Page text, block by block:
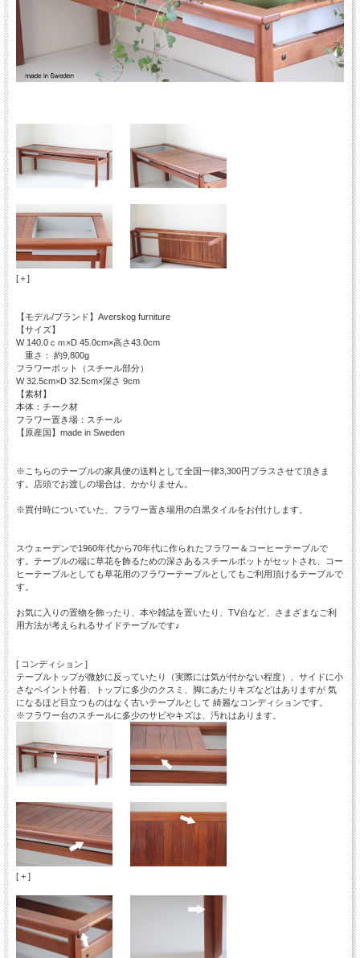
[＋]
【モデル/ブランド】Averskog furniture
【サイズ】
W 140.0ｃｍ×D 45.0cm×高さ43.0cm
重さ： 約9,800g
フラワーポット（スチール部分）
W 32.5cm×D 32.5cm×深さ 9cm
【素材】
本体：チーク材
フラワー置き場：スチール
【原産国】made in Sweden
※こちらのテーブルの家具便の送料として全国一律3,300円プラスさせて頂きま
す。店頭でお渡しの場合は、かかりません。
※買付時についていた、フラワー置き場用の白黒タイルをお付けします。
スウェーデンで1960年代から70年代に作られたフラワー＆コーヒーテーブルで
す。テーブルの端に草花を飾るための深さあるスチールポットがセットされ、コー
ヒーテーブルとしても草花用のフラワーテーブルとしてもご利用頂けるテーブルで
す。
お気に入りの置物を飾ったり、本や雑誌を置いたり、TV台など、さまざまなご利
用方法が考えられるサイドテーブルです♪
[ コンディション ]
テーブルトップが微妙に反っていたり（実際には気が付かない程度）、サイドに小
さなペイント付着、トップに多少のクスミ、脚にあたりキズなどはありますが 気
になるほど目立つものはなく古いテーブルとして 綺麗なコンディションです。
※フラワー台のスチールに多少のサビやキズは、汚れはあります。
[ + ]